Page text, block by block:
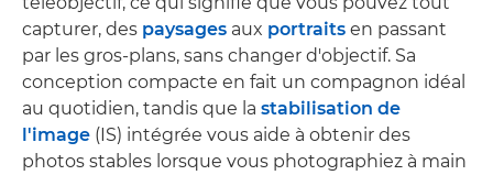
capturer, des paysages aux portraits en passant
par les gros-plans, sans changer d'objectif. Sa
conception compacte en fait un compagnon idéal
au quotidien, tandis que la stabilisation de
l'image (IS) intégrée vous aide à obtenir des
photos stables lorsque vous photographiez à main